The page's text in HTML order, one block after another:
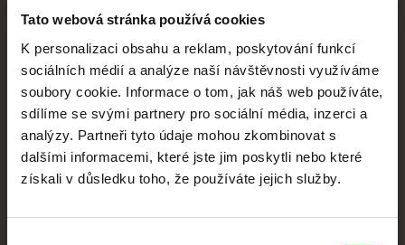
Tato webová stránka používá cookies
K personalizaci obsahu a reklam, poskytování funkcí
sociálních médií a analýze naší návštěvnosti využíváme
soubory cookie. Informace o tom, jak náš web používáte,
sdílíme se svými partnery pro sociální média, inzerci a
analýzy. Partneři tyto údaje mohou zkombinovat s
dalšími informacemi, které jste jim poskytli nebo které
získali v důsledku toho, že používáte jejich služby.
Nové festivalové filmy
každý týden
Portál DAFilms.cz je výsledkem tvůrčí spolupráce 7 klíčových evropských
festivalů dokumentárního filmu sdružených do Doc Alliance. Naším cílem je
posouvat hranice dokumentárního filmu, propagovat jeho rozmanitost a
podporovat kvalitní autorské filmy.
Členové Doc Alliance